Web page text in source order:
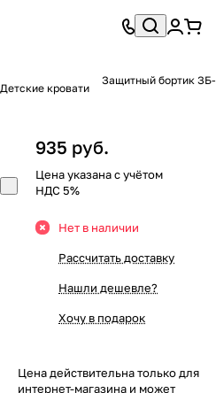
Детские кровати
Защитный бортик
935 руб.
Цена указана с учётом
НДС 5%
Нет в наличии
Рассчитать доставку
Нашли дешевле?
Хочу в подарок
Цена действительна только для
интернет-магазина и может